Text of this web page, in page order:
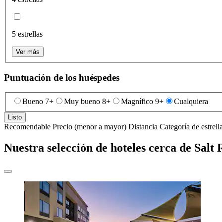
5 estrellas
Ver más
Puntuación de los huéspedes
Bueno 7+ Muy bueno 8+ Magnífico 9+ Cualquiera
Listo
Recomendable Precio (menor a mayor) Distancia Categoría de
Nuestra selección de hoteles cerca de Salt